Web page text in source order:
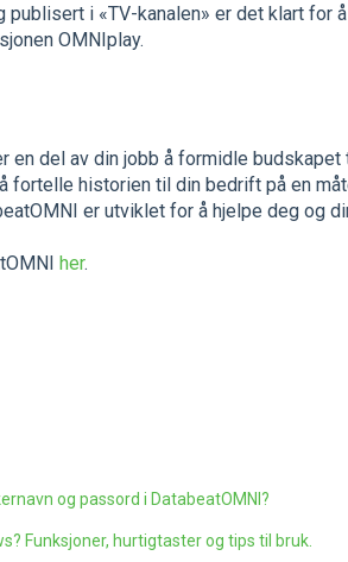
publisert i «TV-kanalen» er det klart for
OMNIplay.
en del av din jobb å formidle
fortelle historien til din bedrift på en
er utviklet for å hjelpe deg og
her.
og passord i DatabeatOMNI?
Funksjoner, hurtigtaster og tips til bruk.